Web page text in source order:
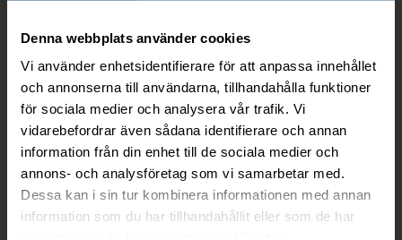
Denna webbplats använder cookies
Vi använder enhetsidentifierare för att anpassa innehållet
och annonserna till användarna, tillhandahålla funktioner
för sociala medier och analysera vår trafik. Vi
vidarebefordrar även sådana identifierare och annan
information från din enhet till de sociala medier och
annons- och analysföretag som vi samarbetar med.
Dessa kan i sin tur kombinera informationen med annan
information som du har tillhandahållit eller som de har
Välkommen Newbody